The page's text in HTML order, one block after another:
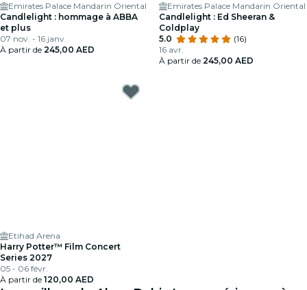
Emirates Palace Mandarin Oriental
Candlelight : hommage à ABBA
et plus
07 nov. - 16 janv.
À partir de 245,00 AED
Emirates Palace Mandarin Oriental
Candlelight : Ed Sheeran &
Coldplay
5.0
(16)
16 avr.
À partir de 245,00 AED
Etihad Arena
Harry Potter™ Film Concert
Series 2027
05 - 06 févr.
À partir de 120,00 AED